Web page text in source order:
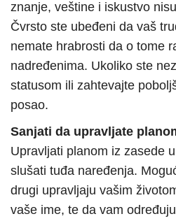
znanje, veštine i iskustvo
Čvrsto ste ubeđeni da vaš
nemate hrabrosti da o tome
nadređenima. Ukoliko ste
statusom ili zahtevajte
posao.
Sanjati da upravljate
Upravljati planom iz zasede
slušati tuđa naređenja.
drugi upravljaju vašim
vaše ime, te da vam